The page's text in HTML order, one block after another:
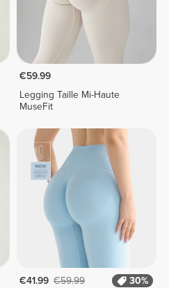
€59.99
Legging Taille Mi-Haute
MuseFit
€41.99 €59.99
30%